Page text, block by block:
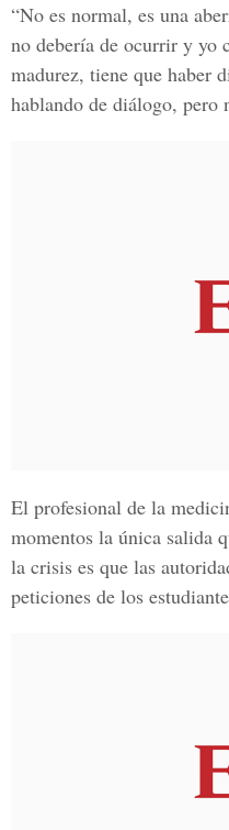
“No es normal, es una
no debería de ocurrir y yo
madurez, tiene que haber
hablando de diálogo, pero
El profesional de la
momentos la única salida
la crisis es que las
peticiones de los